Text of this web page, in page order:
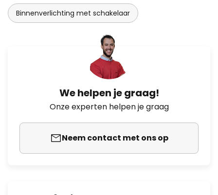
Binnenverlichting met schakelaar
We helpen je graag!
Onze experten helpen je graag
Neem contact met ons op